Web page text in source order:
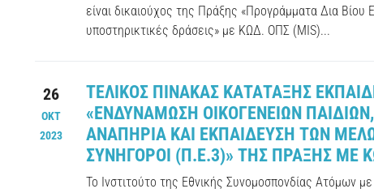
είναι δικαιούχος της Πράξης «Προγράμματα Δια Βίου
υποστηρικτικές δράσεις» με ΚΩΔ. ΟΠΣ (MIS)...
26
ΟΚΤ
2023
ΤΕΛΙΚΟΣ ΠΙΝΑΚΑΣ ΚΑΤΑΤΑΞΗΣ
«ΕΝΔΥΝΑΜΩΣΗ ΟΙΚΟΓΕΝΕΙΩΝ
ΑΝΑΠΗΡΙΑ ΚΑΙ ΕΚΠΑΙΔΕΥΣΗ ΤΩΝ
ΣΥΝΗΓΟΡΟΙ (Π.Ε.3)» ΤΗΣ ΠΡΑΞΗΣ ΜΕ
Το Ινστιτούτο της Εθνικής Συνομοσπονδίας Ατόμων